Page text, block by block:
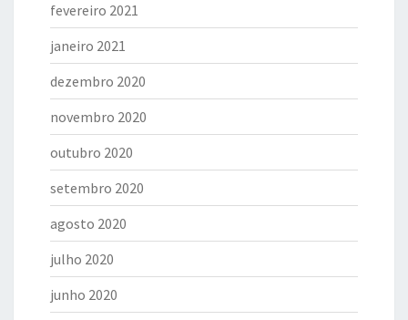
fevereiro 2021
janeiro 2021
dezembro 2020
novembro 2020
outubro 2020
setembro 2020
agosto 2020
julho 2020
junho 2020